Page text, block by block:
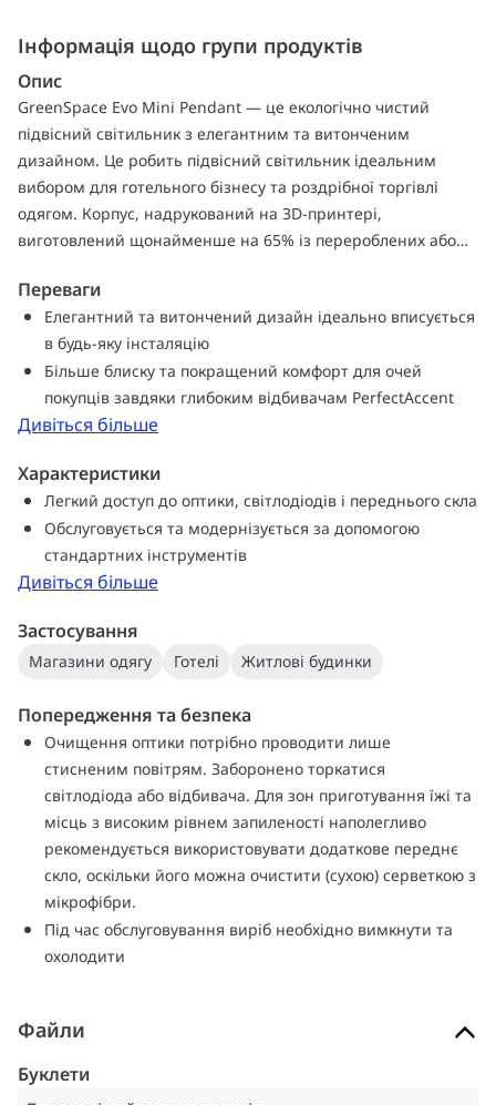
Інформація щодо групи продуктів
Опис
GreenSpace Evo Mini Pendant — це екологічно чистий
підвісний світильник з елегантним та витонченим
дизайном. Це робить підвісний світильник ідеальним
вибором для готельного бізнесу та роздрібної торгівлі
одягом. Корпус, надрукований на 3D-принтері,
виготовлений щонайменше на 65% із перероблених або
переробленого алюмінію. Завдяки конструкції, що
відповідає вимогам циркулярної економіки, світильник
можна модернізувати, повторно використовувати,
повністю обслуговувати та переробляти. У поєднанні з
високою енергоефективністю це робить підвісний
світильник GreenSpace Evo Mini екологічним вибором. Нові
ефект із посиленим блиском та покращеним комфортом
для очей покупця. Подальше налаштування кольорів та
текстур можливе за допомогою Philips MyCreation.
Переваги
Елегантний та витончений дизайн ідеально вписується
в будь-яку інсталяцію
Більше блиску та покращений комфорт для очей
покупців завдяки глибоким відбивачам PerfectAccent
Дивіться більше
Характеристики
Легкий доступ до оптики, світлодіодів і переднього скла
Обслуговується та модернізується за допомогою
стандартних інструментів
Дивіться більше
Застосування
Магазини одягу Готелі Житлові будинки
Попередження та безпека
Очищення оптики потрібно проводити лише
стисненим повітрям. Заборонено торкатися
світлодіода або відбивача. Для зон приготування їжі та
місць з високим рівнем запиленості наполегливо
рекомендується використовувати додаткове переднє
скло, оскільки його можна очистити (сухою) серветкою з
мікрофібри.
Під час обслуговування виріб необхідно вимкнути та
охолодити
Файли
Буклети